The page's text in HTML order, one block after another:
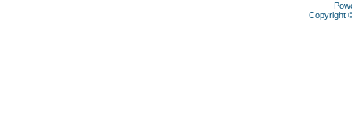
Copyright